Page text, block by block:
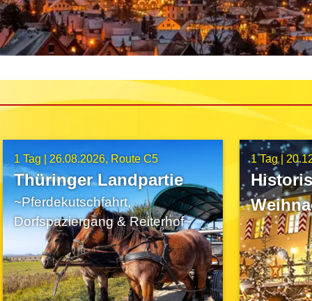
1 Tag |
1 Tag | 26.08.2026 Route C5
Thüringer Landpartie
~Pferdekutschfahrt,
Dorfspaziergang & Reiterhof~